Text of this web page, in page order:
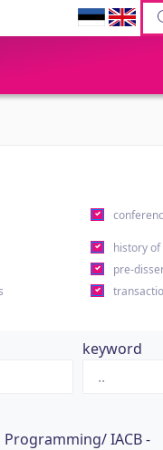
history of
pre-
keyword
IACB -